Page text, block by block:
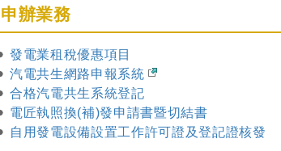
申辦業務
發電業租稅優惠項目
汽電共生網路申報系統
合格汽電共生系統登記
電匠執照換(補)發申請書暨切結書
自用發電設備設置工作許可證及登記證核發